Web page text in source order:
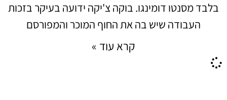
בלבד מסנטו דומינגו. בוקה צ'יקה ידועה בעיקר בזכות
העבודה שיש בה את החוף המוכר והמפורסם
קרא עוד »